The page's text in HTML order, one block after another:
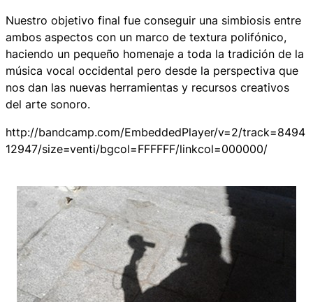
Nuestro objetivo final fue conseguir una simbiosis entre
ambos aspectos con un marco de textura polifónico,
haciendo un pequeño homenaje a toda la tradición de la
música vocal occidental pero desde la perspectiva que
nos dan las nuevas herramientas y recursos creativos
del arte sonoro.
http://bandcamp.com/EmbeddedPlayer/v=2/track=8494
12947/size=venti/bgcol=FFFFFF/linkcol=000000/